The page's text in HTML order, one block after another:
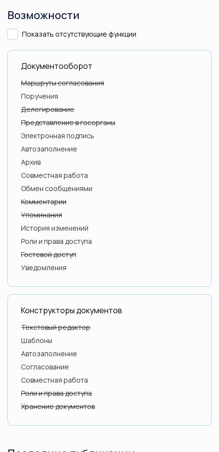
Возможности
Показать отсутствующие функции
Документооборот
Маршруты согласования
Поручения
Делегирование
Представление в госорганы
Электронная подпись
Автозаполнение
Архив
Совместная работа
Обмен сообщениями
Комментарии
Упоминания
История изменений
Роли и права доступа
Гостевой доступ
Уведомления
Конструкторы документов
Текстовый редактор
Шаблоны
Автозаполнение
Согласование
Совместная работа
Роли и права доступа
Хранение документов